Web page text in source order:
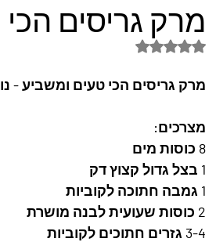
מרק גריסים הכי
דירוג של NaN מתוך 5 כוכבים
מרק גריסים הכי טעים ומשביע -
מצרכים:
8 כוסות מים
1 בצל גדול קצוץ דק
1 גמבה חתוכה לקוביות
2 כוסות שעועית לבנה מושרת
3-4 גזרים חתוכים לקוביות